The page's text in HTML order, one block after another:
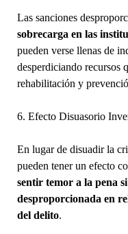
Las sanciones
sobrecarga en las
pueden verse llenas de
desperdiciando recursos
rehabilitación y
6. Efecto Disuasorio
En lugar de disuadir la
pueden tener un efecto
sentir temor a la pena
desproporcionada en
del delito.